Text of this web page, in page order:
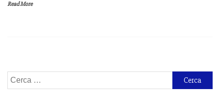
lRead More
Ricerca
per: